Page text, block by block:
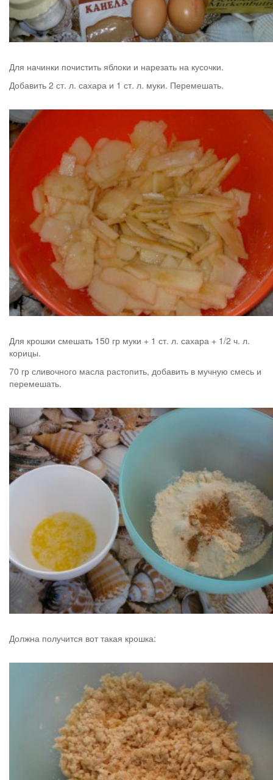
Для начинки почистить яблоки и нарезать на кусочки.
Добавить 2 ст. л. сахара и 1 ст. л. муки. Перемешать.
Для крошки смешать 150 гр муки + 1 ст. л. сахара + 1/2 ч. л.
корицы.
70 гр сливочного масла растопить, добавить в мучную смесь и
перемешать.
Должна получится вот такая крошка: